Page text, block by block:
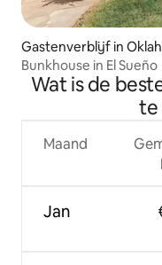
Gastenverblijf in
Bunkhouse in El Sueño
Wat is de
te
Maand
Jan